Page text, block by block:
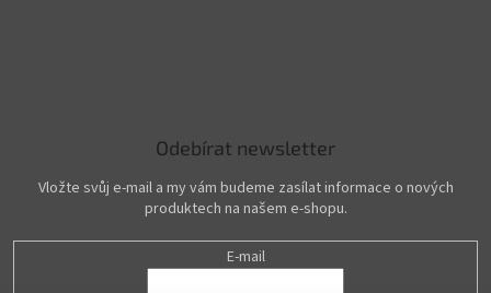
Odebírat newsletter
Vložte svůj e-mail a my vám budeme zasílat informace o nových
produktech na našem e-shopu.
E-mail